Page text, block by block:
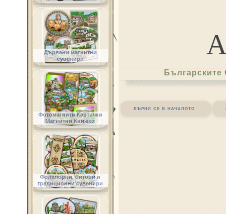
върни се в началото
Дървени магнитни
сувенири
Фотомагнити Картички
Магнитни Книжки
Фолклорни, битови и
традиционни сувенири